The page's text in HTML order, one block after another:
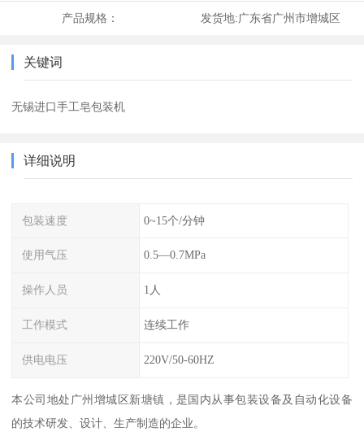
产品规格： 发货地:广东省广州市增城区
关键词
无锡进口手工皂包装机
详细说明
包装速度 0~15个/分钟
使用气压 0.5—0.7MPa
操作人员 1人
工作模式 连续工作
供电电压 220V/50-60HZ
本公司地处广州增城区新塘镇，是国内从事包装设备及自动化设备
的技术研发、设计、生产制造的企业。